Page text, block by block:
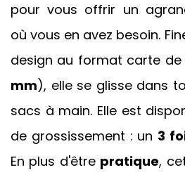
pour vous offrir un
où vous en avez besoin.
design au format carte
mm), elle se glisse dans
sacs à main. Elle est
de grossissement : un 3
En plus d'être pratique,